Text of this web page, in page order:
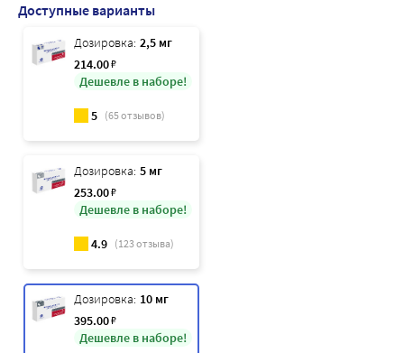
Доступные варианты
Дозировка: 2,5 мг
214.00₽
Дешевле в наборе!
5 (65отзывов)
Дозировка: 5 мг
253.00₽
Дешевле в наборе!
4.9 (123отзыва)
Дозировка: 10 мг
395.00₽
Дешевле в наборе!